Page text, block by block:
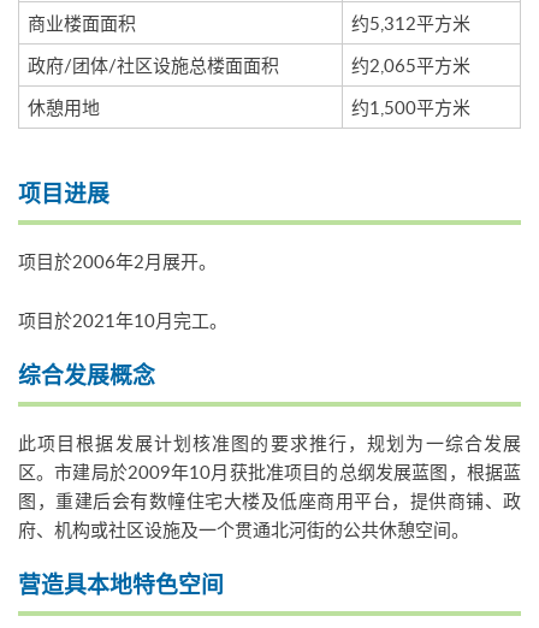
商业楼面面积
约5,312平方米
政府/团体/社区设施总楼面面积
约2,065平方米
休憩用地
约1,500平方米
项目进展
项目於2006年2月展开。
项目於2021年10月完工。
综合发展概念
此项目根据发展计划核准图的要求推行，规划为一综合发展
区。市建局於2009年10月获批准项目的总纲发展蓝图，根据蓝
图，重建后会有数幢住宅大楼及低座商用平台，提供商铺、政
府、机构或社区设施及一个贯通北河街的公共休憩空间。
营造具本地特色空间